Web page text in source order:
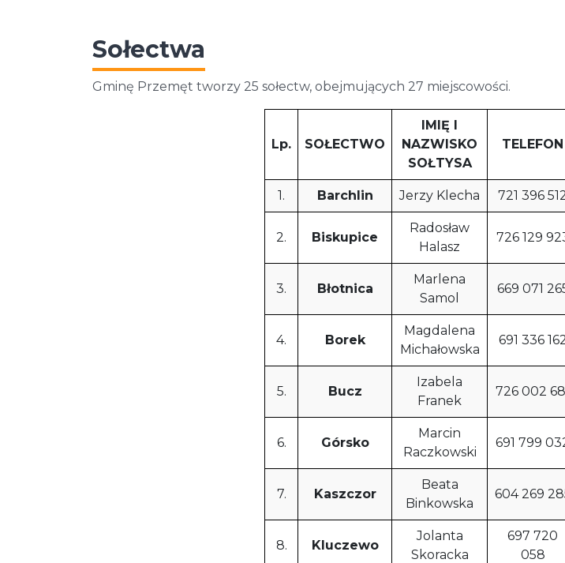
Sołectwa
Gminę Przemęt tworzy 25 sołectw, obejmujących 27 miejscowości.
Lp. SOŁECTWO
IMIĘ I
NAZWISKO
SOŁTYSA
TELEFON
1. Barchlin Jerzy Klecha 721 396 512
2. Biskupice
Radosław
Halasz
726 129
3. Błotnica
Marlena
Samol
669 071
4. Borek
Magdalena
Michałowska
691 336 162
5. Bucz
Izabela
Franek
726 002
6. Górsko
Marcin
Raczkowski
691 799
7. Kaszczor
Beata
Binkowska
604 269
8. Kluczewo
Jolanta
Skoracka
697 720
058